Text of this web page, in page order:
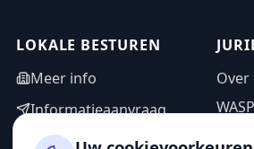
LOKALE BESTUREN
Meer info
Informatieaanvraag
Adminzone
Over